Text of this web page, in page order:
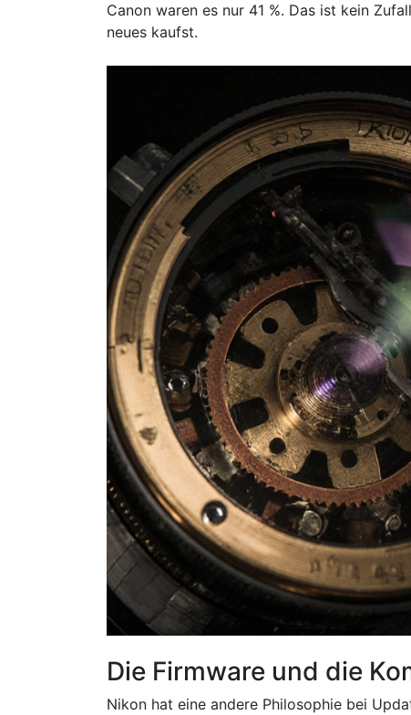
Canon waren es nur 41 %. Das ist kein
neues kaufst.
Die Firmware und die
Nikon hat eine andere Philosophie bei